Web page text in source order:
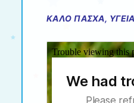
ΚΑΛΟ ΠΑΣΧΑ,